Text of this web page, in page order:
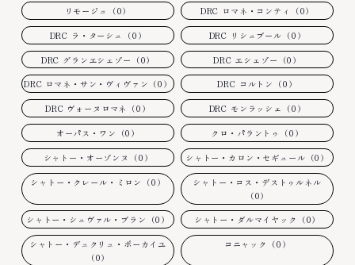
リモージュ（0） DRC ロマネ・コンティ（0）
DRC ラ・ターシュ（0） DRC リシュブール（0）
DRC グランエシェゾー（0） DRC エシェゾー（0）
DRC ロマネ・サン・ヴィヴァン（0） DRC コルトン（0）
DRC ヴォーヌロマネ（0） DRC モンラッシェ（0）
オーパス・ワン（0） クロ・パラントゥ（0）
シャトー・オーゾンヌ（0） シャトー・カロン・セギュール（0）
シャトー・クレール・ミロン（0）
シャトー・コス・デストゥルネル
（0）
シャトー・シュヴァル・ブラン（0） シャトー・ダルマイヤック（0）
シャトー・デュクリュ・ボーカイユ
（0）
コニャック（0）